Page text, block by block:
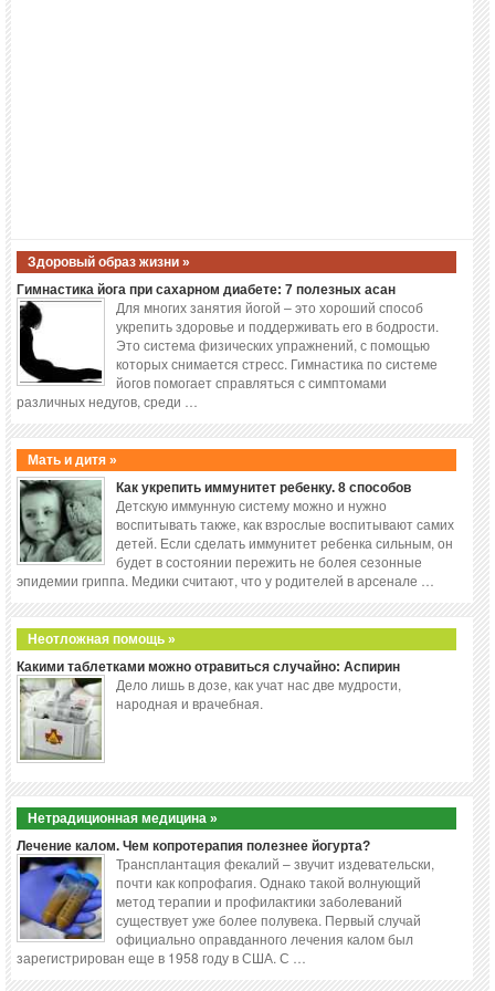
Здоровый образ жизни »
Гимнастика йога при сахарном диабете: 7 полезных асан
Для многих занятия йогой – это хороший способ
укрепить здоровье и поддерживать его в бодрости.
Это система физических упражнений, с помощью
которых снимается стресс. Гимнастика по системе
йогов помогает справляться с симптомами
различных недугов, среди …
Мать и дитя »
Как укрепить иммунитет ребенку. 8 способов
Детскую иммунную систему можно и нужно
воспитывать также, как взрослые воспитывают самих
детей. Если сделать иммунитет ребенка сильным, он
будет в состоянии пережить не болея сезонные
эпидемии гриппа. Медики считают, что у родителей в арсенале …
Неотложная помощь »
Какими таблетками можно отравиться случайно: Аспирин
Дело лишь в дозе, как учат нас две мудрости,
народная и врачебная.
Нетрадиционная медицина »
Лечение калом. Чем копротерапия полезнее йогурта?
Трансплантация фекалий – звучит издевательски,
почти как копрофагия. Однако такой волнующий
метод терапии и профилактики заболеваний
существует уже более полувека. Первый случай
официально оправданного лечения калом был
зарегистрирован еще в 1958 году в США. С …